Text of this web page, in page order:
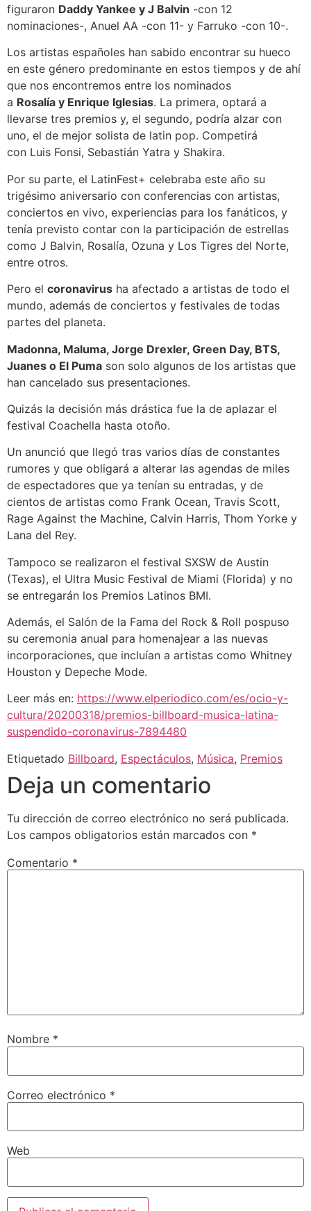
figuraron Daddy Yankee y J Balvin -con 12
nominaciones-, Anuel AA -con 11- y Farruko -con 10-.
Los artistas españoles han sabido encontrar su hueco
en este género predominante en estos tiempos y de ahí
que nos encontremos entre los nominados
a Rosalía y Enrique Iglesias. La primera, optará a
llevarse tres premios y, el segundo, podría alzar con
uno, el de mejor solista de latin pop. Competirá
con Luis Fonsi, Sebastián Yatra y Shakira.
Por su parte, el LatinFest+ celebraba este año su
trigésimo aniversario con conferencias con artistas,
conciertos en vivo, experiencias para los fanáticos, y
tenía previsto contar con la participación de estrellas
como J Balvin, Rosalía, Ozuna y Los Tigres del Norte,
entre otros.
Pero el coronavirus ha afectado a artistas de todo el
mundo, además de conciertos y festivales de todas
partes del planeta.
Madonna, Maluma, Jorge Drexler, Green Day, BTS,
Juanes o El Puma son solo algunos de los artistas que
han cancelado sus presentaciones.
Quizás la decisión más drástica fue la de aplazar el
festival Coachella hasta otoño.
Un anunció que llegó tras varios días de constantes
rumores y que obligará a alterar las agendas de miles
de espectadores que ya tenían su entradas, y de
cientos de artistas como Frank Ocean, Travis Scott,
Rage Against the Machine, Calvin Harris, Thom Yorke y
Lana del Rey.
Tampoco se realizaron el festival SXSW de Austin
(Texas), el Ultra Music Festival de Miami (Florida) y no
se entregarán los Premios Latinos BMI.
Además, el Salón de la Fama del Rock & Roll pospuso
su ceremonia anual para homenajear a las nuevas
incorporaciones, que incluían a artistas como Whitney
Houston y Depeche Mode.
Leer más en: https://www.elperiodico.com/es/ocio-y-
cultura/20200318/premios-billboard-musica-latina-
suspendido-coronavirus-7894480
Etiquetado Billboard, Espectáculos, Música, Premios
Deja un comentario
Tu dirección de correo electrónico no será publicada.
Los campos obligatorios están marcados con *
Comentario *
Nombre *
Correo electrónico *
Web